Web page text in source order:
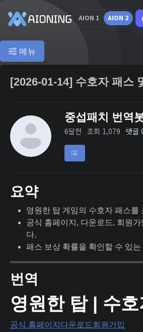
AION 1 AION 2
메뉴
[2026-01-14] 수호자 패스
중섭패치 번역
6달전 조회 1,079 댓글
요약
영원한 탑 게임의 수호자 패스를
공식 홈페이지, 다운로드, 회원가
다.
패스 보상 확률을 확인할 수 있
번역
영원한 탑 | 수
공식 홈페이지 다운로드회원가입